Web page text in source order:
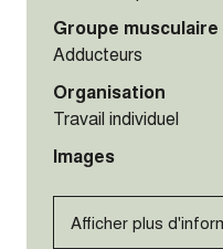
Organisation
Travail individuel
Images